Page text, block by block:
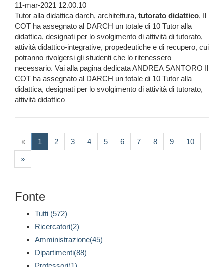
11-mar-2021 12.00.10
Tutor alla didattica darch, architettura, tutorato didattico, Il
COT ha assegnato al DARCH un totale di 10 Tutor alla
didattica, designati per lo svolgimento di attività di tutorato,
attività didattico-integrative, propedeutiche e di recupero, cui
potranno rivolgersi gli studenti che lo ritenessero
necessario. Vai alla pagina dedicata ANDREA SANTORO Il
COT ha assegnato al DARCH un totale di 10 Tutor alla
didattica, designati per lo svolgimento di attività di tutorato,
attività didattico
« 1 (current)
2 3 4 5 6 7 8 9 10
»
Fonte
Tutti (572)
Ricercatori(2)
Amministrazione(45)
Dipartimenti(88)